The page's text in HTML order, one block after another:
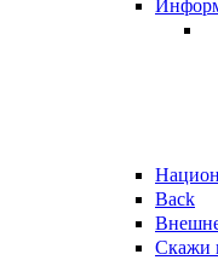
Back
Скажи